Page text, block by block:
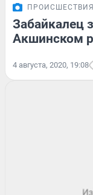
ПРОИСШЕСТВИЯ
Забайкалец
Акшинском
4 августа, 2020, 19:08